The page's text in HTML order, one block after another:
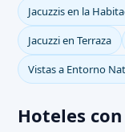
Jacuzzis en la
Jacuzzi en Terraza
Vistas a Entorno
Hoteles